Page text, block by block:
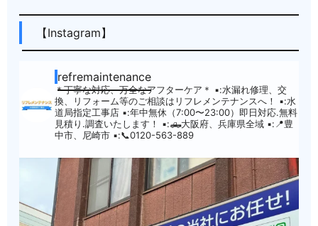
【Instagram】
refremaintenance
＊丁寧な対応、万全なアフターケア＊ ▪︎:水漏れ修理、交
換、リフォーム等のご相談はリフレメンテナンスへ！
▪︎:水
道局指定工事店 ▪︎:年中無休（7:00〜23:00）即日対応.無料
見積り.調査いたします！
▪︎:🛻大阪府、兵庫県全域 ▪︎:📍豊
中市、尼崎市 ▪︎:📞0120-563-889